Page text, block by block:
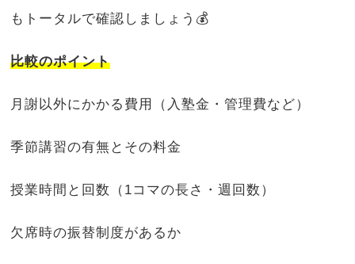
もトータルで確認しましょう💰
比較のポイント
月謝以外にかかる費用（入塾金・管理費など）
季節講習の有無とその料金
授業時間と回数（1コマの長さ・週回数）
欠席時の振替制度があるか